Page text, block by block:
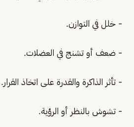
- خلل في التوازن.
- ضعف أو تشنج في العضلات.
- تأثر الذاكرة والقدرة على اتخاذ القرار.
- تشوش بالنظر أو الرؤية.